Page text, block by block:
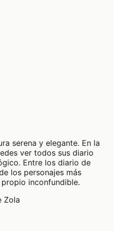
serena y elegante. En la
ver todos sus diario
Entre los diario de
los personajes más
inconfundible.
Zola